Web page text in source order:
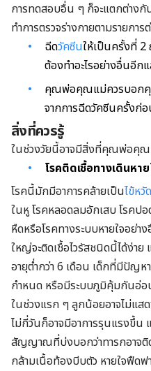
การทดสอบอื่น ๆ ก็จะแตกต่าง
ทำการตรวจร่างกายตามรายการ
ฉีดวัคซีนให้เป็นครั้งที่
ต้องทำอะไรอย่างอื่นอีก
คุณพ่อคุณแม่ควรบอกคุ
จากการฉีดวัคซีนครั้งก่
สิ่งที่ควรรู้
ในช่วงวัยนี้อาจมีสิ่งที่คุณพ่อคุณ
โรคติดเชื้อทางเดินหา
โรคนี้มักมีอาการคล้ายเป็นไข้หวัด
ในหู โรคหลอดลมอักเสบ โรคป
หืดหรือโรคทางระบบหายใจอย่า
ใหญ่จะติดเชื้อไวรัสชนิดนี้ได้ง่า
อายุต่ำกว่า 6 เดือน เด็กที่มีปัญ
กำหนด หรือมีระบบภูมิคุ้มกันอ่
ในช่วงแรก ๆ ลูกน้อยอาจไม่แส
ไม่กี่วันก็อาจมีอาการรุนแรงขึ้น
สัญญาณที่บ่งบอกว่าทารกอาจติ
กล้ามเนื้อท้องบีบตัว หายใจฟืด